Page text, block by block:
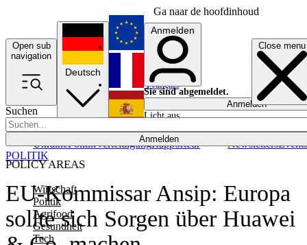
Ga naar de hoofdinhoud
Open sub
navigation
Close menu
Suchen
Anmelden
POLICY AREAS
Wirtschaft
Politik
Agrifood
Gesundheit
Tech
UkrainePolitikVerteidigungRapporteur NewslettersEvents
Deutsch
English
Français
Anmelden
Sie sind abgemeldet.
Anmelden
Licht aus
EU-Kommissar Ansip: Europa
sollte sich Sorgen über Huawei
POLITIK